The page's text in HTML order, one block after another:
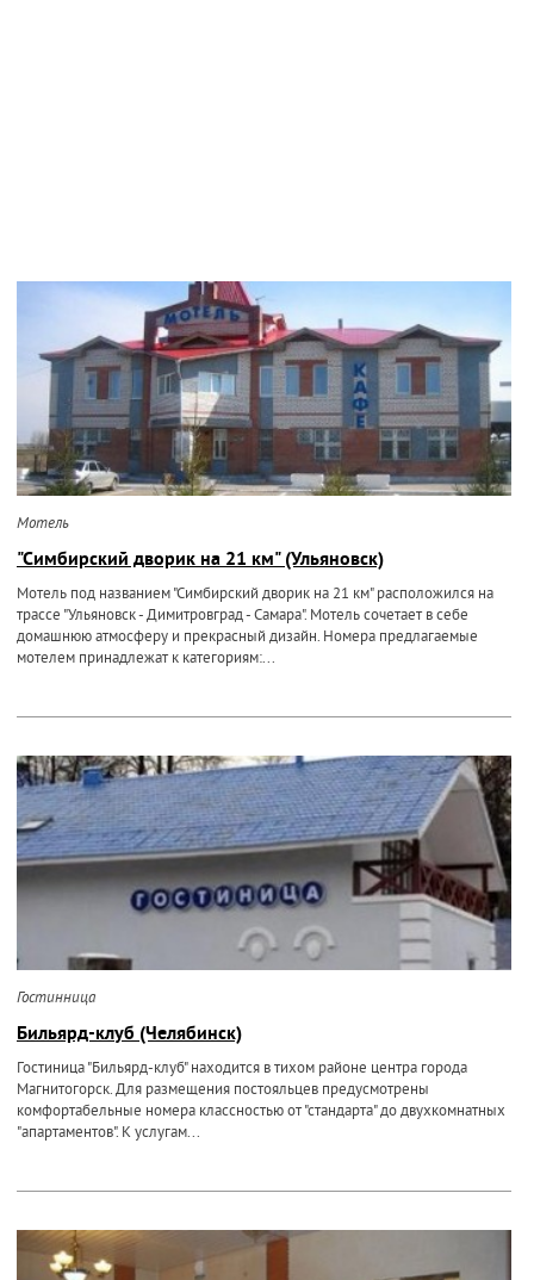
Мотель
"Симбирский дворик на 21 км" (Ульяновск)
Мотель под названием "Симбирский дворик на 21 км" расположился на
трассе "Ульяновск - Димитровград - Самара". Мотель сочетает в себе
домашнюю атмосферу и прекрасный дизайн. Номера предлагаемые
мотелем принадлежат к категориям:...
Гостинница
Бильярд-клуб (Челябинск)
Гостиница "Бильярд-клуб" находится в тихом районе центра города
Магнитогорск. Для размещения постояльцев предусмотрены
комфортабельные номера классностью от "стандарта" до двухкомнатных
"апартаментов". К услугам...